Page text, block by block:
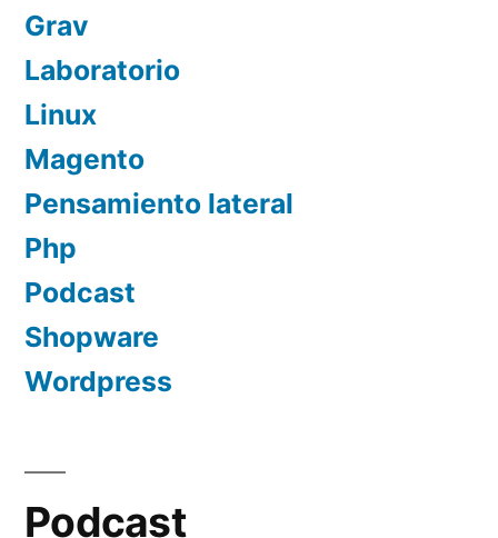
Grav
Laboratorio
Linux
Magento
Pensamiento lateral
Php
Podcast
Shopware
Wordpress
Podcast